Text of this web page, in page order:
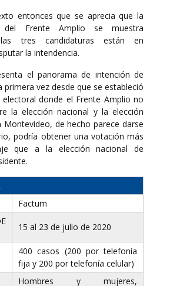
entonces que se aprecia que la
del Frente Amplio se muestra
tres candidaturas están en
la intendencia.
el panorama de intención de
primera vez desde que se estableció
donde el Frente Amplio no
la elección nacional y la elección
Montevideo, de hecho parece darse
podría obtener una votación más
que a la elección nacional de
Factum
15 al 23 de julio de 2020
400 casos (200 por telefonía
fija y 200 por telefonía celular)
Hombres y mujeres,